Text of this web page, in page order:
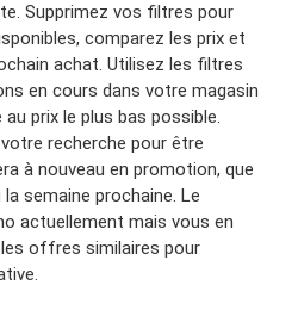
Supprimez vos filtres pour
comparez les prix et
achat. Utilisez les filtres
en cours dans votre magasin
prix le plus bas possible.
recherche pour être
à nouveau en promotion, que
semaine prochaine. Le
actuellement mais vous en
offres similaires pour